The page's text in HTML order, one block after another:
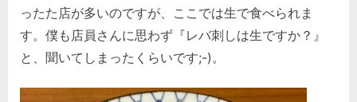
ったた店が多いのですが、ここでは生で食べられま
す。僕も店員さんに思わず『レバ刺しは生ですか？』
と、聞いてしまったくらいです;-)。